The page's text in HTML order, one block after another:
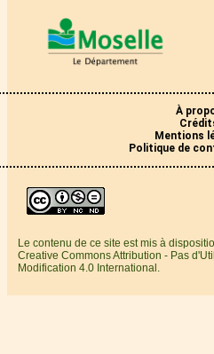
À
Mentions
Politique de
Le contenu de ce site est mis à
Creative Commons Attribution - Pas
Modification 4.0 International.